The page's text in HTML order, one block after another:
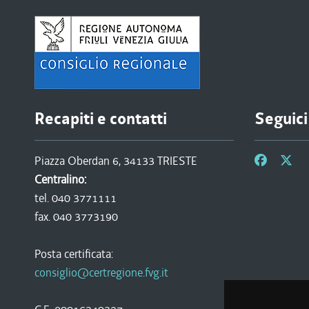
Recapiti e contatti
Piazza Oberdan 6, 34133 TRIESTE
Centralino:
tel. 040 3771111
fax. 040 3773190
Posta certificata:
consiglio@certregione.fvg.it